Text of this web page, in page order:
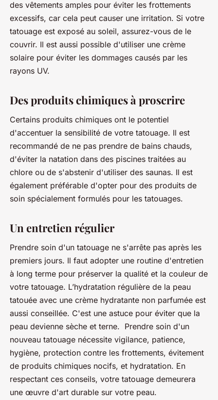
des vêtements amples pour éviter les frottements
excessifs, car cela peut causer une irritation. Si votre
tatouage est exposé au soleil, assurez-vous de le
couvrir. Il est aussi possible d'utiliser une crème
solaire pour éviter les dommages causés par les
rayons UV.
Des produits chimiques à proscrire
Certains produits chimiques ont le potentiel
d'accentuer la sensibilité de votre tatouage. Il est
recommandé de ne pas prendre de bains chauds,
d'éviter la natation dans des piscines traitées au
chlore ou de s'abstenir d'utiliser des saunas. Il est
également préférable d'opter pour des produits de
soin spécialement formulés pour les tatouages.
Un entretien régulier
Prendre soin d'un tatouage ne s'arrête pas après les
premiers jours. Il faut adopter une routine d'entretien
à long terme pour préserver la qualité et la couleur de
votre tatouage. L’hydratation régulière de la peau
tatouée avec une crème hydratante non parfumée est
aussi conseillée. C'est une astuce pour éviter que la
peau devienne sèche et terne. Prendre soin d'un
nouveau tatouage nécessite vigilance, patience,
hygiène, protection contre les frottements, évitement
de produits chimiques nocifs, et hydratation. En
respectant ces conseils, votre tatouage demeurera
une œuvre d'art durable sur votre peau.